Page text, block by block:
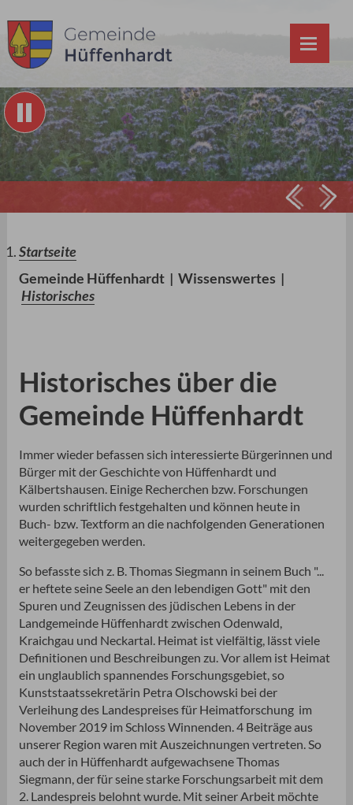
Prev
Startseite
Gemeinde Hüffenhardt| Wissenswertes |
Historisches
Historisches über die
Gemeinde Hüffenhardt
Immer wieder befassen sich interessierte Bürgerinnen und
Bürger mit der Geschichte von Hüffenhardt und
Kälbertshausen. Einige Recherchen bzw. Forschungen
wurden schriftlich festgehalten und können heute in
Buch- bzw. Textform an die nachfolgenden Generationen
weitergegeben werden.
So befasste sich z. B. Thomas Siegmann in seinem Buch "...
er heftete seine Seele an den lebendigen Gott" mit den
Spuren und Zeugnissen des jüdischen Lebens in der
Landgemeinde Hüffenhardt zwischen Odenwald,
Kraichgau und Neckartal. Heimat ist vielfältig, lässt viele
Definitionen und Beschreibungen zu. Vor allem ist Heimat
ein unglaublich spannendes Forschungsgebiet, so
Kunststaatssekretärin Petra Olschowski bei der
Verleihung des Landespreises für Heimatforschung im
November 2019 im Schloss Winnenden. 4 Beiträge aus
unserer Region waren mit Auszeichnungen vertreten. So
auch der in Hüffenhardt aufgewachsene Thomas
Siegmann, der für seine starke Forschungsarbeit mit dem
2. Landespreis belohnt wurde. Mit seiner Arbeit möchte